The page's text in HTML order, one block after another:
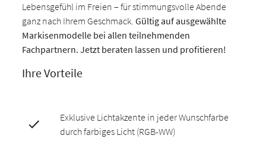
Lebensgefühl im Freien – für stimmungsvolle Abende
ganz nach Ihrem Geschmack.Gültig auf ausgewählte
Markisenmodelle bei allen teilnehmenden
Fachpartnern. Jetzt beraten lassen und profitieren!
Ihre Vorteile
Exklusive Lichtakzente in jeder Wunschfarbe
durch farbiges Licht (RGB-WW)